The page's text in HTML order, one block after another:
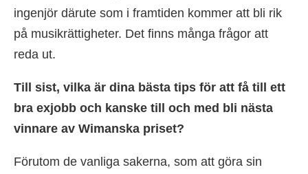
ingenjör därute som i framtiden kommer att bli rik
på musikrättigheter. Det finns många frågor att
reda ut.
Till sist, vilka är dina bästa tips för att få till ett
bra exjobb och kanske till och med bli nästa
vinnare av Wimanska priset?
Förutom de vanliga sakerna, som att göra sin